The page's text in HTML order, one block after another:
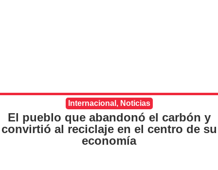
Internacional , Noticias
El pueblo que abandonó el carbón y
convirtió al reciclaje en el centro de su
economía